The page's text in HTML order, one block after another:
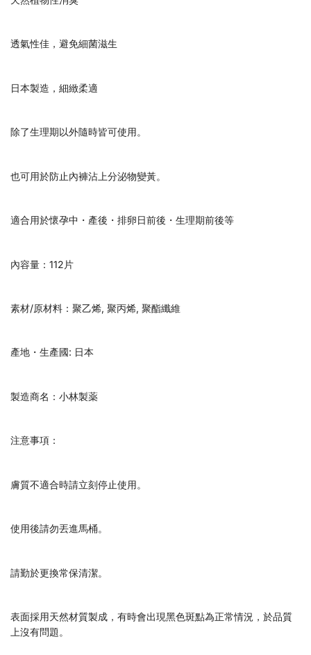
透氣性佳，避免細菌滋生
日本製造，細緻柔適
除了生理期以外隨時皆可使用。
也可用於防止內褲沾上分泌物變黃。
適合用於懷孕中・產後・排卵日前後・生理期前後等
內容量：112片
素材/原材料：聚乙烯, 聚丙烯, 聚酯纖維
產地・生產國: 日本
製造商名：小林製薬
注意事項：
膚質不適合時請立刻停止使用。
使用後請勿丟進馬桶。
請勤於更換常保清潔。
表面採用天然材質製成，有時會出現黑色斑點為正常情況，於品質
上沒有問題。